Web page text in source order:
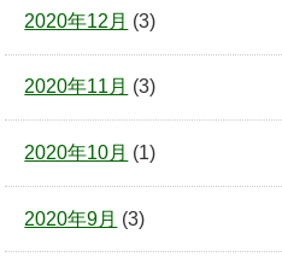
2020年12月 (3)
2020年11月 (3)
2020年10月 (1)
2020年9月 (3)